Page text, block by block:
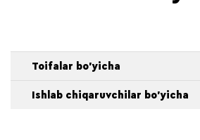
Toifalar bo'yicha
Ishlab chiqaruvchilar bo'yicha